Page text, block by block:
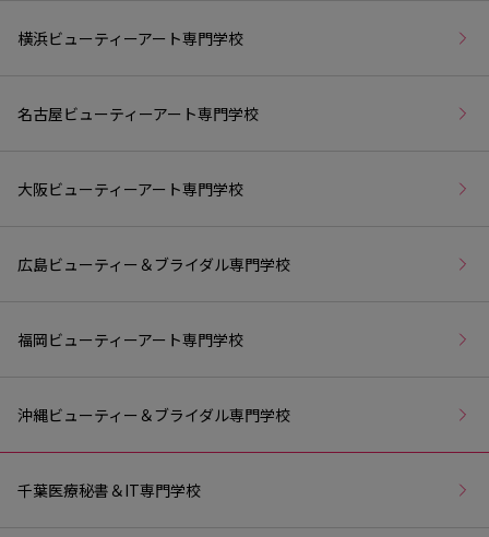
横浜ビューティーアート専門学校
名古屋ビューティーアート専門学校
大阪ビューティーアート専門学校
広島ビューティー＆ブライダル専門学校
福岡ビューティーアート専門学校
沖縄ビューティー＆ブライダル専門学校
千葉医療秘書＆IT専門学校